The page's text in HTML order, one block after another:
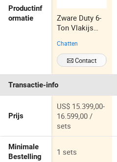
Productinf
ormatie
Zware Duty 6-
Ton Vlakijs
Superieure
Koelingsoplos
singen
Chatten
Contact
Opnemen
Transactie-info
Prijs
US$ 15.399,00-
16.599,00 /
sets
Minimale
Bestelling
1 sets